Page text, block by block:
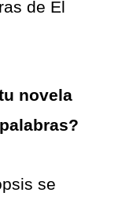
de El
novela
se